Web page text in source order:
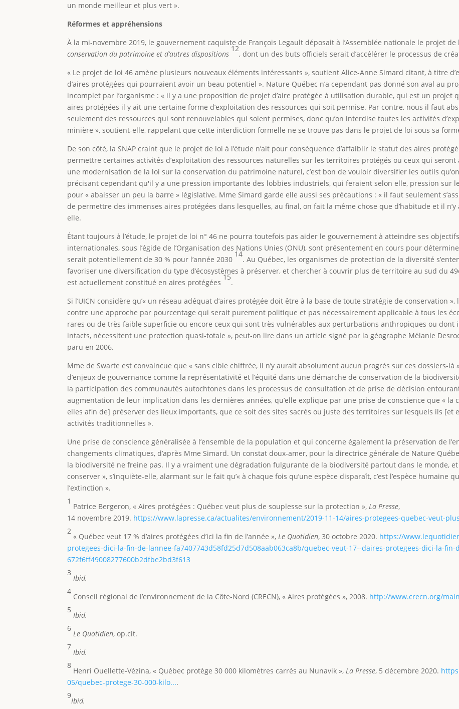
un monde meilleur et plus vert ».
Réformes et appréhensions
À la mi-novembre 2019, le gouvernement caquiste de François Legault déposait à l’Assemblée nationale le projet
conservation du patrimoine et d’autres dispositions
12
, dont un des buts officiels serait d’accélérer le processus de
« Le projet de loi 46 amène plusieurs nouveaux éléments intéressants », soutient Alice-Anne Simard citant, à titre
d’aires protégées qui pourraient avoir un beau potentiel ». Nature Québec n’a cependant pas donné son aval au
incomplet par l’organisme : « il y a une proposition de projet d’aire protégée à utilisation durable, qui est un
aires protégées il y ait une certaine forme d’exploitation des ressources qui soit permise. Par contre, nous il faut
seulement des ressources qui sont renouvelables qui soient permises, donc qu’on interdise toutes les activités
minière », soutient-elle, rappelant que cette interdiction formelle ne se trouve pas dans le projet de loi sous sa
De son côté, la SNAP craint que le projet de loi à l’étude n’ait pour conséquence d’affaiblir le statut des aires
permettre certaines activités d’exploitation des ressources naturelles sur les territoires protégés ou ceux qui seront
une modernisation de la loi sur la conservation du patrimoine naturel, c’est bon de vouloir diversifier les outils
précisant cependant qu'il y a une pression importante des lobbies industriels, qui feraient selon elle, pression sur
pour « abaisser un peu la barre » législative. Mme Simard garde elle aussi ses précautions : « il faut seulement
de permettre des immenses aires protégées dans lesquelles, au final, on fait la même chose que d’habitude et il
elle.
Étant toujours à l’étude, le projet de loi n° 46 ne pourra toutefois pas aider le gouvernement à atteindre ses
internationales, sous l’égide de l’Organisation des Nations Unies (ONU), sont présentement en cours pour
serait potentiellement de 30 % pour l’année 2030
14
. Au Québec, les organismes de protection de la diversité
favoriser une diversification du type d’écosystèmes à préserver, et chercher à couvrir plus de territoire au sud du
est actuellement constitué en aires protégées
15
.
Si l’UICN considère qu’« un réseau adéquat d’aires protégée doit être à la base de toute stratégie de conservation »,
contre une approche par pourcentage qui serait purement politique et pas nécessairement applicable à tous les
rares ou de très faible superficie ou encore ceux qui sont très vulnérables aux perturbations anthropiques ou dont
intacts, nécessitent une protection quasi-totale », peut-on lire dans un article signé par la géographe Mélanie
paru en 2006.
Mme de Swarte est convaincue que « sans cible chiffrée, il n’y aurait absolument aucun progrès sur ces dossiers-là
d’enjeux de gouvernance comme la représentativité et l’équité dans une démarche de conservation de la
la participation des communautés autochtones dans les processus de consultation et de prise de décision
augmentation de leur implication dans les dernières années, qu’elle explique par une prise de conscience que «
elles afin de] préserver des lieux importants, que ce soit des sites sacrés ou juste des territoires sur lesquels ils
activités traditionnelles ».
Une prise de conscience généralisée à l’ensemble de la population et qui concerne également la préservation de
changements climatiques, d’après Mme Simard. Un constat doux-amer, pour la directrice générale de Nature
la biodiversité ne freine pas. Il y a vraiment une dégradation fulgurante de la biodiversité partout dans le monde,
conserver », s’inquiète-elle, alarmant sur le fait qu’« à chaque fois qu’une espèce disparaît, c’est l’espèce humaine
l’extinction ».
1
Patrice Bergeron, « Aires protégées : Québec veut plus de souplesse sur la protection »,La Presse,
14 novembre 2019. https://www.lapresse.ca/actualites/environnement/2019-11-14/aires-protegees-quebec-veut-
2
« Québec veut 17 % d’aires protégées d’ici la fin de l’année »,Le Quotidien, 30 octobre 2020. https://
protegees-dici-la-fin-de-lannee-fa7407743d58fd25d7d508aab063ca8b/quebec-veut-17--daires-protegees-dici-la-fin-
672f6ff49008277600b2dfbe2bd3f613
3
Ibid.
4
Conseil régional de l’environnement de la Côte-Nord (CRECN), « Aires protégées », 2008. http://www.crecn.org/
5
Ibid.
6
Le Quotidien, op.cit.
7
Ibid.
8
Henri Ouellette-Vézina, « Québec protège 30 000 kilomètres carrés au Nunavik »,La Presse, 5 décembre 2020.
05/quebec-protege-30-000-kilo....
9
Ibid.